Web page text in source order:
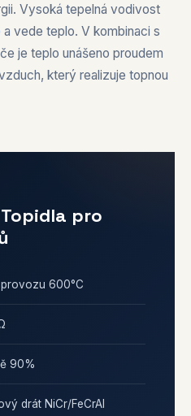
Vysoká tepelná vodivost
vede teplo. V kombinaci s
je teplo unášeno proudem
který realizuje topnou
pro
600°C
90%
drát NiCr/FeCrAl